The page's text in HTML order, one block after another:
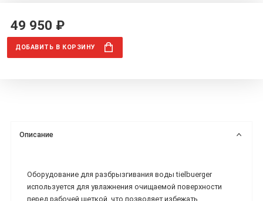
49 950 ₽
ДОБАВИТЬ В КОРЗИНУ
Описание
Оборудование для разбрызгивания воды tielbuerger
используется для увлажнения очищаемой поверхности
перед рабочей щеткой, что позволяет избежать